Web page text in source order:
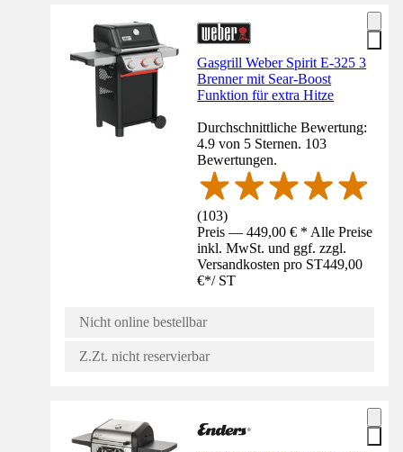
Gasgrill Weber Spirit E-325 3
Brenner mit Sear-Boost
Funktion für extra Hitze
Durchschnittliche Bewertung:
4.9 von 5 Sternen. 103
Bewertungen.
(103)
Preis — 449,00 € * Alle Preise
inkl. MwSt. und ggf. zzgl.
Versandkosten pro ST449,00
€*/ ST
Nicht online bestellbar
Z.Zt. nicht reservierbar